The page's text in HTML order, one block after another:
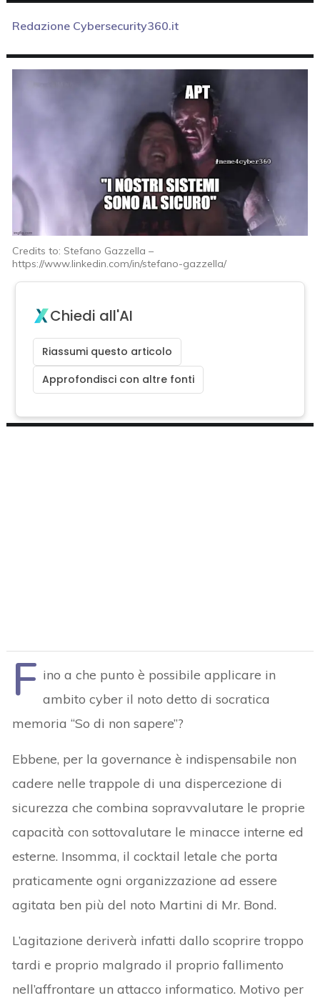
Redazione Cybersecurity360.it
Credits to: Stefano Gazzella –
https://www.linkedin.com/in/stefano-gazzella/
Chiedi all'AI
Riassumi questo articolo
Approfondisci con altre fonti
F ino a che punto è possibile applicare in
ambito cyber il noto detto di socratica
memoria “So di non sapere”?
Ebbene, per la governance è indispensabile non
cadere nelle trappole di una dispercezione di
sicurezza che combina sopravvalutare le proprie
capacità con sottovalutare le minacce interne ed
esterne. Insomma, il cocktail letale che porta
praticamente ogni organizzazione ad essere
agitata ben più del noto Martini di Mr. Bond.
L’agitazione deriverà infatti dallo scoprire troppo
tardi e proprio malgrado il proprio fallimento
nell’affrontare un attacco informatico. Motivo per